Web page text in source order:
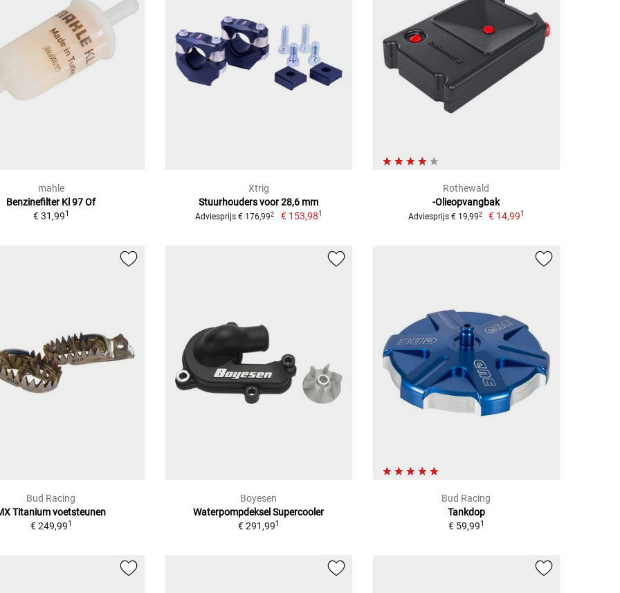
mahle
Benzinefilter Kl 97 Of
€ 31,991
Xtrig
Stuurhouders voor 28,6 mm
Adviesprijs € 176,992 € 153,981
Rothewald
-Olieopvangbak
Adviesprijs € 19,992 € 14,991
Bud Racing
Titanium voetsteunen
€ 249,991
Boyesen
Waterpompdeksel Supercooler
€ 291,991
Bud Racing
Tankdop
€ 59,991